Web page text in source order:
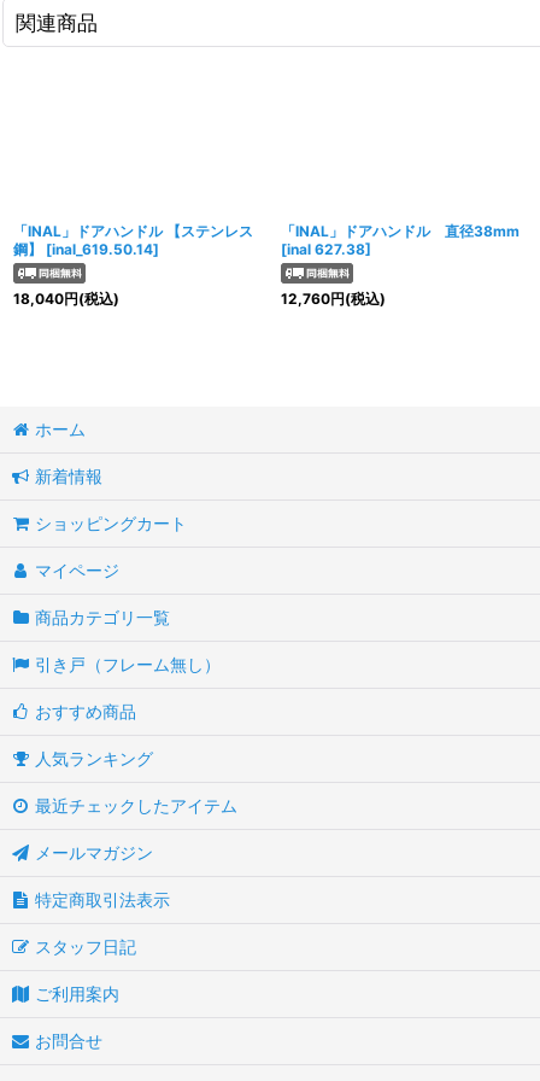
関連商品
「INAL」ドアハンドル 【ステンレス
鋼】
[inal_619.50.14]
18,040円(税込)
「INAL」ドアハンドル 直径38mm
[inal 627.38]
12,760円(税込)
ホーム
新着情報
ショッピングカート
マイページ
商品カテゴリ一覧
引き戸（フレーム無し）
おすすめ商品
人気ランキング
最近チェックしたアイテム
メールマガジン
特定商取引法表示
スタッフ日記
ご利用案内
お問合せ